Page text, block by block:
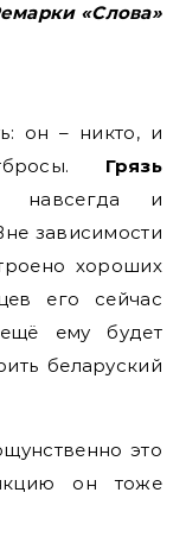
«Слова»
он – никто, и
Грязь
и
зависимости
хороших
его сейчас
ему будет
беларуский
это
он тоже